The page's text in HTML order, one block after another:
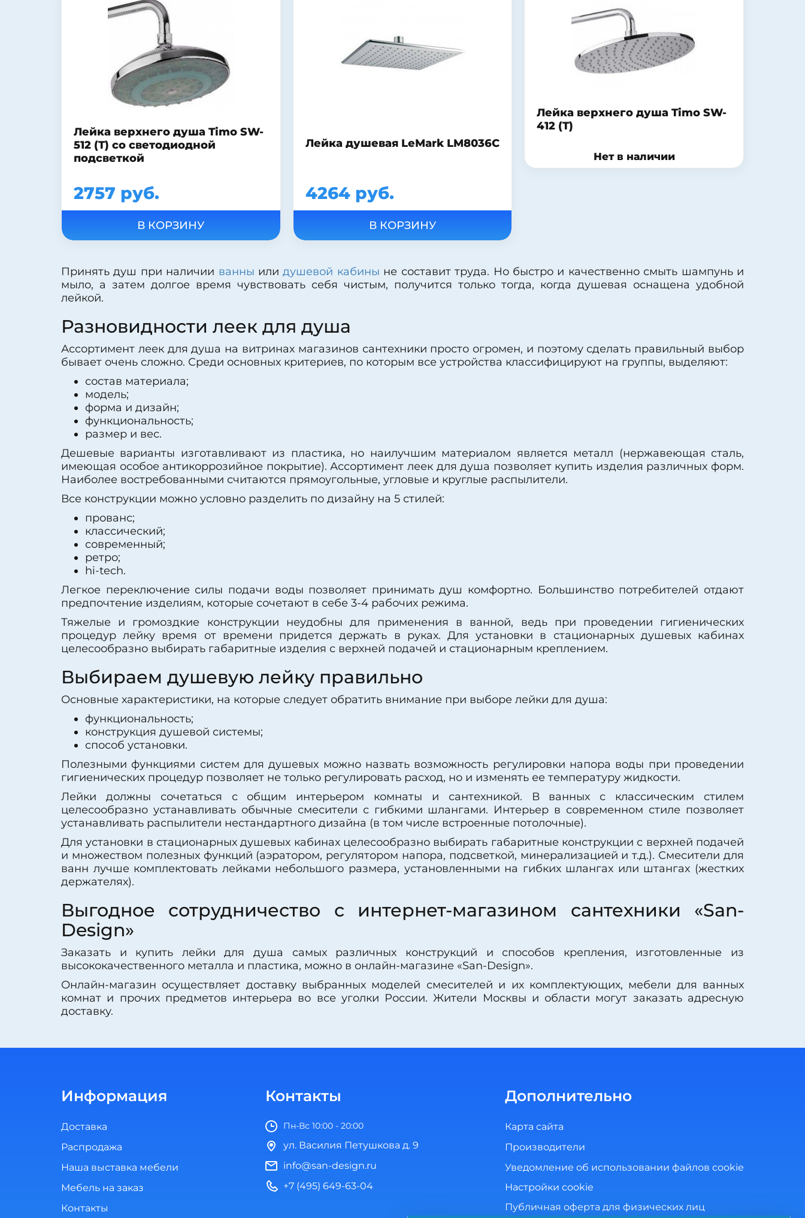
Лейка верхнего душа Timo SW-
512 (T) со светодиодной
подсветкой
2757 руб.
Лейка душевая LeMark LM8036C
4264 руб.
Лейка верхнего душа Timo SW-
412 (T)
Нет в наличии
Принять душ при наличии ванны илидушевой кабины не составит труда. Но быстро и качественно смыть шампунь и
мыло, а затем долгое время чувствовать себя чистым, получится только тогда, когда душевая оснащена удобной
лейкой.
Разновидности леек для душа
Ассортимент леек для душа на витринах магазинов сантехники просто огромен, и поэтому сделать правильный выбор
бывает очень сложно. Среди основных критериев, по которым все устройства классифицируют на группы, выделяют:
состав материала;
модель;
форма и дизайн;
функциональность;
размер и вес.
Дешевые варианты изготавливают из пластика, но наилучшим материалом является металл (нержавеющая сталь,
имеющая особое антикоррозийное покрытие). Ассортимент леек для душа позволяет купить изделия различных форм.
Наиболее востребованными считаются прямоугольные, угловые и круглые распылители.
Все конструкции можно условно разделить по дизайну на 5 стилей:
прованс;
классический;
современный;
ретро;
hi-tech.
Легкое переключение силы подачи воды позволяет принимать душ комфортно. Большинство потребителей отдают
предпочтение изделиям, которые сочетают в себе 3-4 рабочих режима.
Тяжелые и громоздкие конструкции неудобны для применения в ванной, ведь при проведении гигиенических
процедур лейку время от времени придется держать в руках. Для установки в стационарных душевых кабинах
целесообразно выбирать габаритные изделия с верхней подачей и стационарным креплением.
Выбираем душевую лейку правильно
Основные характеристики, на которые следует обратить внимание при выборе лейки для душа:
функциональность;
конструкция душевой системы;
способ установки.
Полезными функциями систем для душевых можно назвать возможность регулировки напора воды при проведении
гигиенических процедур позволяет не только регулировать расход, но и изменять ее температуру жидкости.
Лейки должны сочетаться с общим интерьером комнаты и сантехникой. В ванных с классическим стилем
целесообразно устанавливать обычные смесители с гибкими шлангами. Интерьер в современном стиле позволяет
устанавливать распылители нестандартного дизайна (в том числе встроенные потолочные).
Для установки в стационарных душевых кабинах целесообразно выбирать габаритные конструкции с верхней подачей
и множеством полезных функций (аэратором, регулятором напора, подсветкой, минерализацией и т.д.). Смесители для
ванн лучше комплектовать лейками небольшого размера, установленными на гибких шлангах или штангах (жестких
держателях).
Выгодное сотрудничество с интернет-магазином сантехники «San-
Design»
Заказать и купить лейки для душа самых различных конструкций и способов крепления, изготовленные из
высококачественного металла и пластика, можно в онлайн-магазине «San-Design».
Онлайн-магазин осуществляет доставку выбранных моделей смесителей и их комплектующих, мебели для ванных
комнат и прочих предметов интерьера во все уголки России. Жители Москвы и области могут заказать адресную
доставку.
Информация
Доставка
Распродажа
Наша выставка мебели
Мебель на заказ
Контакты
Контакты
Пн-Вс 10:00 - 20:00
ул. Василия Петушкова д. 9
info@san-design.ru
+7 (495) 649-63-04
Дополнительно
Карта сайта
Производители
Уведомление об использовании файлов cookie
Настройки cookie
Публичная оферта для физических лиц